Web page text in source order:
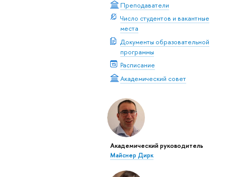
Преподаватели
Число студентов и вакантные
места
Документы образовательной
программы
Расписание
Академический совет
Академический руководитель
Майснер Дирк